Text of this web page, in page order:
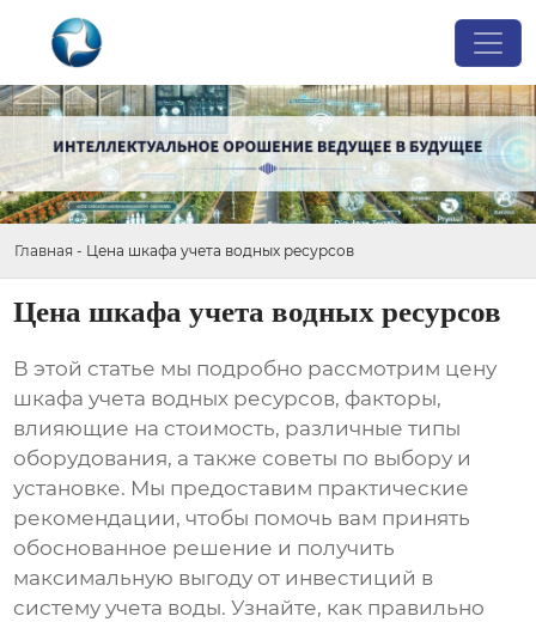
Главная - Цена шкафа учета водных ресурсов
Цена шкафа учета водных ресурсов
В этой статье мы подробно рассмотрим цену
шкафа учета водных ресурсов, факторы,
влияющие на стоимость, различные типы
оборудования, а также советы по выбору и
установке. Мы предоставим практические
рекомендации, чтобы помочь вам принять
обоснованное решение и получить
максимальную выгоду от инвестиций в
систему учета воды. Узнайте, как правильно